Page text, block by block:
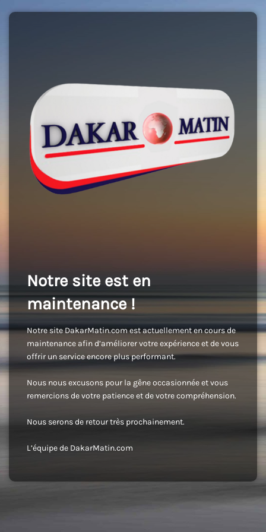
Notre site est en
maintenance !
Notre site DakarMatin.com est actuellement en cours de
maintenance afin d’améliorer votre expérience et de vous
offrir un service encore plus performant.
Nous nous excusons pour la gêne occasionnée et vous
remercions de votre patience et de votre compréhension.
Nous serons de retour très prochainement.
L’équipe de DakarMatin.com